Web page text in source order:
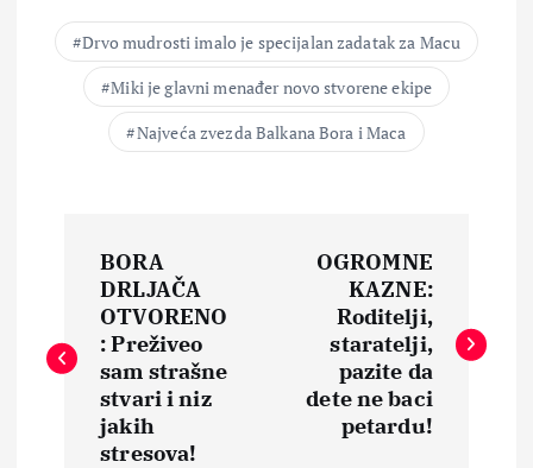
Drvo mudrosti imalo je specijalan zadatak za Macu
Miki je glavni menađer novo stvorene ekipe
Najveća zvezda Balkana Bora i Maca
v
BORA
DRLJAČA
OTVORENO
: Preživeo
sam strašne
stvari i niz
jakih
stresova!
OGROMNE
KAZNE:
Roditelji,
staratelji,
pazite da
dete ne baci
petardu!